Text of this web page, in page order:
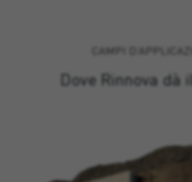
CAMPI
Dove Rinnova dà